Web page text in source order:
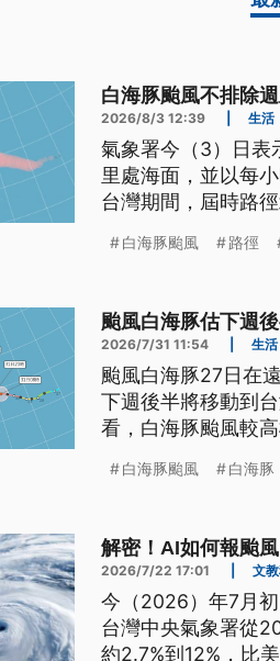
白海豚颱風不排除
2026/8/3 12:39 生活
氣象署今（3）日表
里處海面，並以每
台灣期間，屆時路
白海豚颱風 路徑
颱風白海豚估下週
2026/7/31 11:54 生活
颱風白海豚27日在
下週後半將移動到
看，白海豚颱風較
白海豚颱風 白海豚
解密！AI如何報颱
2026/7/22 17:01 文
今（2026）年7月
台灣中央氣象署從
約2.7%到12%，比